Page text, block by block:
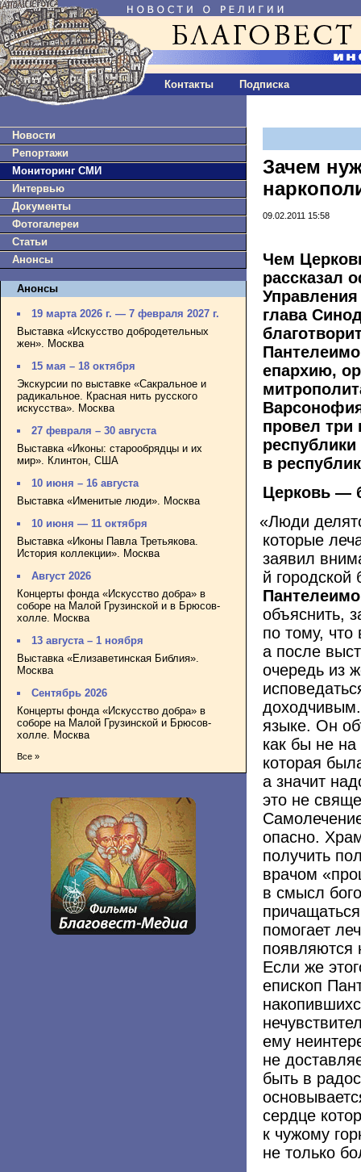
Контакты Подписка
Новости
Репортажи
Мониторинг СМИ
Интервью
Документы
Фотогалереи
Статьи
Анонсы
Анонсы
19 марта 2026 г. — 7 февраля 2027 г.
Выставка «Искусство добродетельных
жен». Москва
15 мая – 18 октября
Экскурсии по выставке «Сакральное и
радикальное. Красная нить русского
искусства». Москва
27 февраля – 30 августа
Выставка «Иконы: старообрядцы и их
мир». Клинтон, США
10 июня – 16 августа
Выставка «Именитые люди». Москва
10 июня — 11 октября
Выставка «Иконы Павла Третьякова.
История коллекции». Москва
Август 2026
Концерты фонда «Искусство добра» в
соборе на Малой Грузинской и в Брюсов-
холле. Москва
13 августа – 1 ноября
Выставка «Елизаветинская Библия».
Москва
Сентябрь 2026
Концерты фонда «Искусство добра» в
соборе на Малой Грузинской и Брюсов-
холле. Москва
Все »
Зачем
09.02.2011 15:58
Чем
рассказал
глава
епархию,
провел три
в
Церковь —
«Люди
которые
заявил
й
объяснить,
по тому,
а после
очередь из
языке. Он
как бы не
которая
а значит
это не
опасно.
получить
врачом «
в смысл
помогает
появляются
Если же
епископ
ему
не
быть в
сердце
к чужому
не только